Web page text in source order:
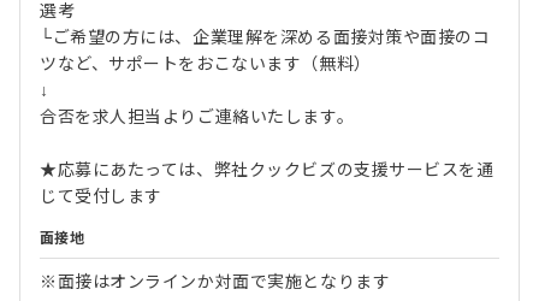
選考
└ご希望の方には、企業理解を深める面接対策や面接のコ
ツなど、サポートをおこないます（無料）
↓
合否を求人担当よりご連絡いたします。
★応募にあたっては、弊社クックビズの支援サービスを通
じて受付します
面接地
※面接はオンラインか対面で実施となります